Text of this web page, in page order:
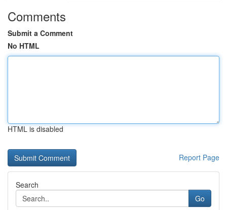
Comments
Submit a Comment
No HTML
HTML is disabled
Report Page
Search
Go